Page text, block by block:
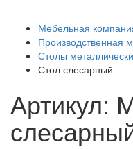
Мебельная
Производственная
Столы
Стол слесарный
Артикул: